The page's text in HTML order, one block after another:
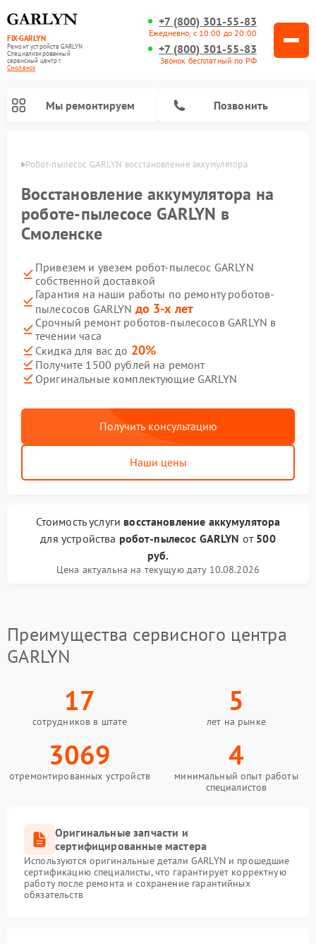
FIX-GARLYN
Ремонт устройств GARLYN
Специализированный
cервисный центр г.
Смоленск
+7 (800) 301-55-83
Ежедневно, с 10:00 до 20:00
+7 (800) 301-55-83
Звонок бесплатный по РФ
Мы ремонтируем Позвонить
Робот-пылесос GARLYN восстановление аккумулятора
Восстановление аккумулятора на
роботе-пылесосе GARLYN в
Смоленске
Привезем и увезем робот-пылесос GARLYN
собственной доставкой
Гарантия на наши работы по ремонту роботов-
пылесосов GARLYN до 3-х лет
Срочный ремонт роботов-пылесосов GARLYN в
течении часа
Скидка для вас до 20%
Получите 1500 рублей на ремонт
Оригинальные комплектующие GARLYN
Получить консультацию
Наши цены
Стоимость услуги восстановление аккумулятора
для устройства робот-пылесос GARLYN от 500
руб.
Цена актуальна на текущую дату 10.08.2026
Преимущества сервисного центра
GARLYN
17
сотрудников в штате
5
лет на рынке
3069
отремонтированных устройств
4
минимальный опыт работы
специалистов
Оригинальные запчасти и
сертифицированные мастера
Используются оригинальные детали GARLYN и прошедшие
сертификацию специалисты, что гарантирует корректную
работу после ремонта и сохранение гарантийных
обязательств